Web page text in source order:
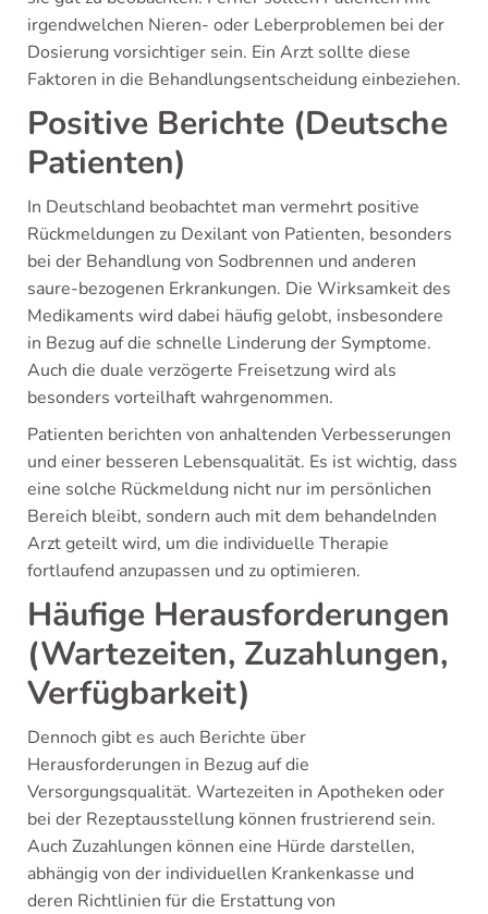
irgendwelchen Nieren- oder Leberproblemen bei der
Dosierung vorsichtiger sein. Ein Arzt sollte diese
Faktoren in die Behandlungsentscheidung einbeziehen.
Positive Berichte (Deutsche
Patienten)
In Deutschland beobachtet man vermehrt positive
Rückmeldungen zu Dexilant von Patienten, besonders
bei der Behandlung von Sodbrennen und anderen
saure-bezogenen Erkrankungen. Die Wirksamkeit des
Medikaments wird dabei häufig gelobt, insbesondere
in Bezug auf die schnelle Linderung der Symptome.
Auch die duale verzögerte Freisetzung wird als
besonders vorteilhaft wahrgenommen.
Patienten berichten von anhaltenden Verbesserungen
und einer besseren Lebensqualität. Es ist wichtig, dass
eine solche Rückmeldung nicht nur im persönlichen
Bereich bleibt, sondern auch mit dem behandelnden
Arzt geteilt wird, um die individuelle Therapie
fortlaufend anzupassen und zu optimieren.
Häufige Herausforderungen
(Wartezeiten, Zuzahlungen,
Verfügbarkeit)
Dennoch gibt es auch Berichte über
Herausforderungen in Bezug auf die
Versorgungsqualität. Wartezeiten in Apotheken oder
bei der Rezeptausstellung können frustrierend sein.
Auch Zuzahlungen können eine Hürde darstellen,
abhängig von der individuellen Krankenkasse und
deren Richtlinien für die Erstattung von